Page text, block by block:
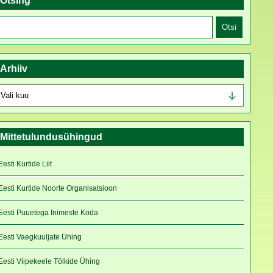
Arhiiv
Mittetulundusühingud
Kurtide Liit
Kurtide Noorte Organisatsioon
Puuetega Inimeste Koda
Vaegkuuljate Ühing
Viipekeele Tõlkide Ühing